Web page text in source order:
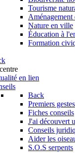
Tourisme
Aménagement
Nature en ville
Éducation à
Formation
en lien
Back
Premiers gestes
Fiches conseils
J'ai découvert
Conseils
Aider les
S.O.S serpents